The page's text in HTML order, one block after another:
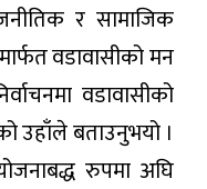
र सामाजिक
वडावासीको मन
वडावासीको
उहाँले बताउनुभयो ।
रुपमा अघि